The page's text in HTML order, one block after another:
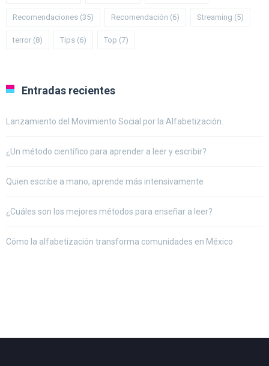
Recomendaciones (35) Recomendación (6) Streaming (5)
terror (8) Tips (6) Top (7)
Entradas recientes
Lanzamiento del Movimiento Social por la Alfabetización.
¿Un método científico para aprender a leer y escribir?
Quien escribe a mano, aprende más intensivamente
¿Cuáles son los mejores métodos para enseñar a leer?
Cómo la alfabetización transforma comunidades en México